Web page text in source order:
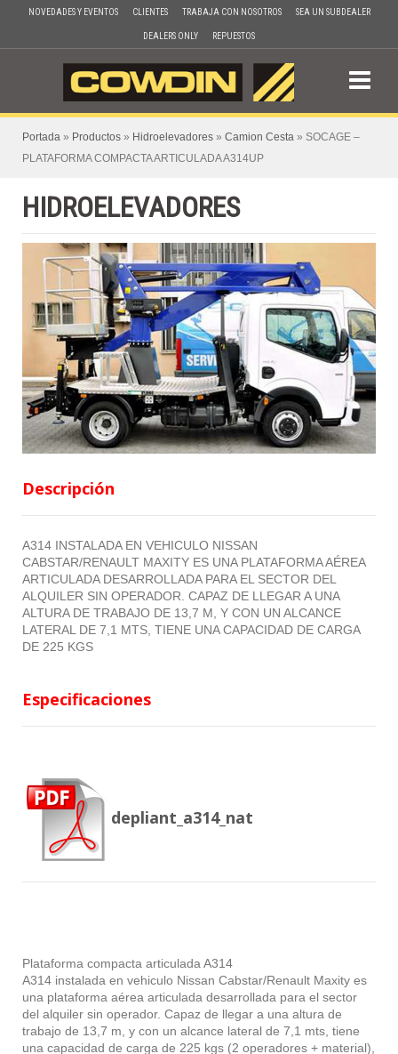
content
NOVEDADES Y EVENTOS CLIENTES TRABAJA CON NOSOTROS SEA UN SUBDEALER
DEALERS ONLY REPUESTOS
Portada » Productos » Hidroelevadores » Camion Cesta » SOCAGE –
PLATAFORMA COMPACTA ARTICULADA A314UP
HIDROELEVADORES
Descripción
A314 INSTALADA EN VEHICULO NISSAN
CABSTAR/RENAULT MAXITY ES UNA PLATAFORMA AÉREA
ARTICULADA DESARROLLADA PARA EL SECTOR DEL
ALQUILER SIN OPERADOR. CAPAZ DE LLEGAR A UNA
ALTURA DE TRABAJO DE 13,7 M, Y CON UN ALCANCE
LATERAL DE 7,1 MTS, TIENE UNA CAPACIDAD DE CARGA
DE 225 KGS
Especificaciones
depliant_a314_nat
Plataforma compacta articulada A314
A314 instalada en vehiculo Nissan Cabstar/Renault Maxity es
una plataforma aérea articulada desarrollada para el sector
del alquiler sin operador. Capaz de llegar a una altura de
trabajo de 13,7 m, y con un alcance lateral de 7,1 mts, tiene
una capacidad de carga de 225 kgs (2 operadores + material),